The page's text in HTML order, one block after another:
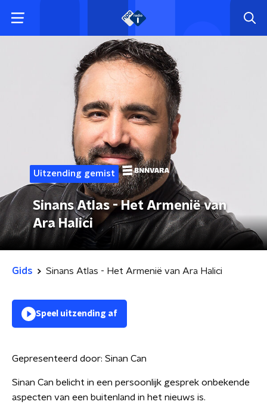
Uitzending gemist
Sinans Atlas - Het Armenië van
Ara Halici
Gids Sinans Atlas - Het Armenië van Ara Halici
Speel uitzending af
Gepresenteerd door: Sinan Can
Sinan Can belicht in een persoonlijk gesprek onbekende
aspecten van een buitenland in het nieuws is.